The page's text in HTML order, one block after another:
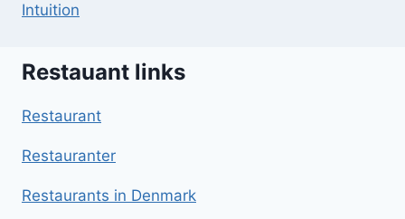
Intuition
Restauant links
Restaurant
Restauranter
Restaurants in Denmark